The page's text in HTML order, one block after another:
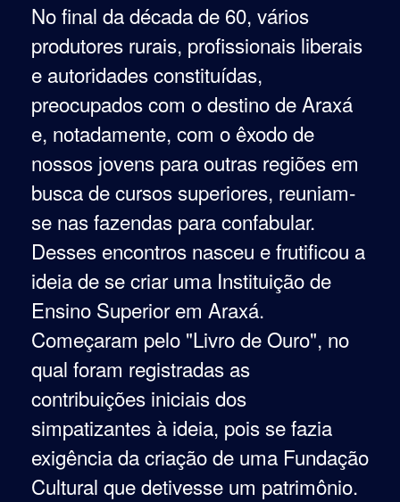
No final da década de 60, vários
produtores rurais, profissionais liberais
e autoridades constituídas,
preocupados com o destino de Araxá
e, notadamente, com o êxodo de
nossos jovens para outras regiões em
busca de cursos superiores, reuniam-
se nas fazendas para confabular.
Desses encontros nasceu e frutificou a
ideia de se criar uma Instituição de
Ensino Superior em Araxá.
Começaram pelo "Livro de Ouro", no
qual foram registradas as
contribuições iniciais dos
simpatizantes à ideia, pois se fazia
exigência da criação de uma Fundação
Cultural que detivesse um patrimônio.